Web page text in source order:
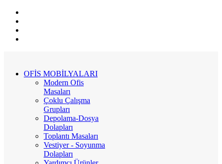
OFİS MOBİLYALARI
Modern Ofis
Masaları
Çoklu Çalışma
Grupları
Depolama-Dosya
Dolapları
Toplantı Masaları
Vestiyer - Soyunma
Dolapları